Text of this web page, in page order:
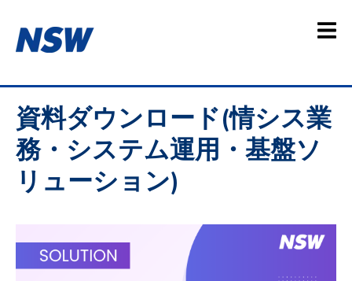
資料ダウンロード(情シス業
務・システム運用・基盤ソ
リューション)